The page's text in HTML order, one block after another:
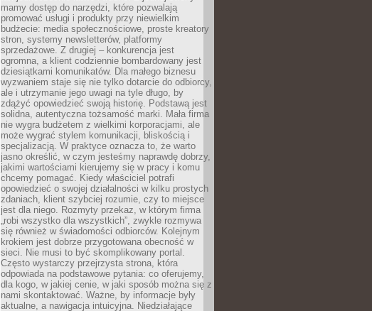
mamy dostęp do narzędzi, które pozwalają
promować usługi i produkty przy niewielkim
budżecie: media społecznościowe, proste kreatory
stron, systemy newsletterów, platformy
sprzedażowe. Z drugiej – konkurencja jest
ogromna, a klient codziennie bombardowany jest
dziesiątkami komunikatów. Dla małego biznesu
wyzwaniem staje się nie tylko dotarcie do odbiorcy,
ale i utrzymanie jego uwagi na tyle długo, by
zdążyć opowiedzieć swoją historię. Podstawą jest
solidna, autentyczna tożsamość marki. Mała firma
nie wygra budżetem z wielkimi korporacjami, ale
może wygrać stylem komunikacji, bliskością i
specjalizacją. W praktyce oznacza to, że warto
jasno określić, w czym jesteśmy naprawdę dobrzy,
jakimi wartościami kierujemy się w pracy i komu
chcemy pomagać. Kiedy właściciel potrafi
opowiedzieć o swojej działalności w kilku prostych
zdaniach, klient szybciej rozumie, czy to miejsce
jest dla niego. Rozmyty przekaz, w którym firma
„robi wszystko dla wszystkich”, zwykle rozmywa
się również w świadomości odbiorców. Kolejnym
krokiem jest dobrze przygotowana obecność w
sieci. Nie musi to być skomplikowany portal.
Często wystarczy przejrzysta strona, która
odpowiada na podstawowe pytania: co oferujemy,
dla kogo, w jakiej cenie, w jaki sposób można się z
nami skontaktować. Ważne, by informacje były
aktualne, a nawigacja intuicyjna. Niedziałające